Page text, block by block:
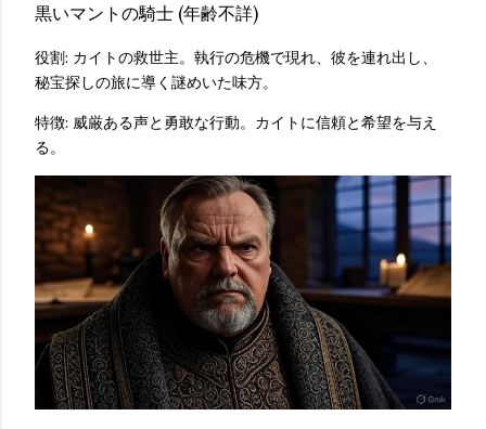
黒いマントの騎士 (年齢不詳)
役割: カイトの救世主。執行の危機で現れ、彼を連れ出し、
秘宝探しの旅に導く謎めいた味方。
特徴: 威厳ある声と勇敢な行動。カイトに信頼と希望を与え
る。